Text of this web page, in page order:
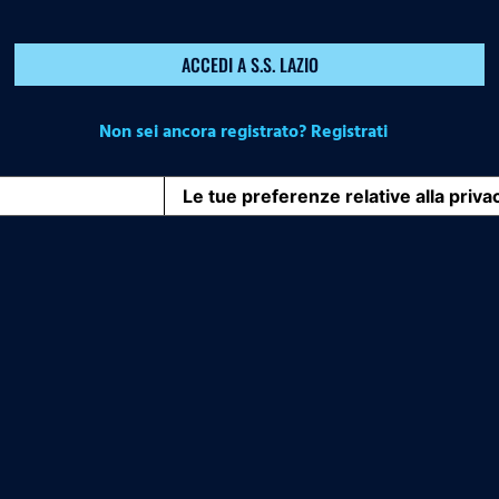
ACCEDI A S.S. LAZIO
Non sei ancora registrato? Registrati
Le tue preferenze relative alla